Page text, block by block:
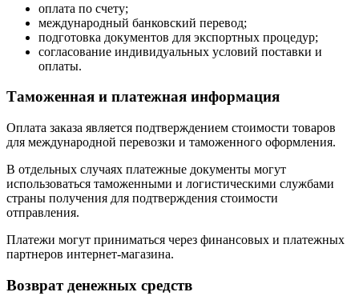
оплата по счету;
международный банковский перевод;
подготовка документов для экспортных процедур;
согласование индивидуальных условий поставки и
оплаты.
Таможенная и платежная информация
Оплата заказа является подтверждением стоимости товаров
для международной перевозки и таможенного оформления.
В отдельных случаях платежные документы могут
использоваться таможенными и логистическими службами
страны получения для подтверждения стоимости
отправления.
Платежи могут приниматься через финансовых и платежных
партнеров интернет-магазина.
Возврат денежных средств